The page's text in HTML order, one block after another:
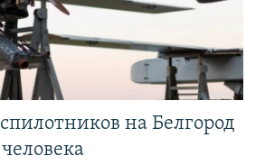
на Белгород